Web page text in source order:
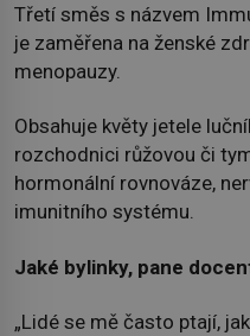
Třetí směs s názvem
je zaměřena na ženské
menopauzy.
Obsahuje květy jetele
rozchodnici růžovou či
hormonální rovnováze,
imunitního systému.
Jaké bylinky, pane
„Lidé se mě často ptají,